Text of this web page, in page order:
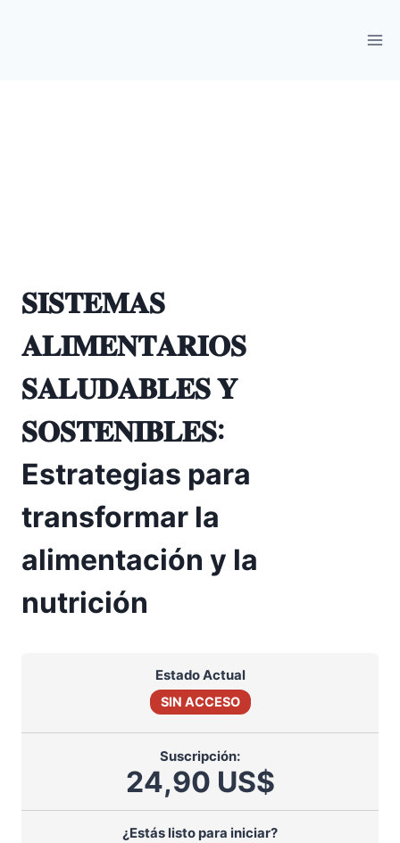
𝐒𝐈𝐒𝐓𝐄𝐌𝐀𝐒
𝐀𝐋𝐈𝐌𝐄𝐍𝐓𝐀𝐑𝐈𝐎𝐒
𝐒𝐀𝐋𝐔𝐃𝐀𝐁𝐋𝐄𝐒 𝐘
𝐒𝐎𝐒𝐓𝐄𝐍𝐈𝐁𝐋𝐄𝐒:
Estrategias para
transformar la
alimentación y la
nutrición
Estado Actual
SIN ACCESO
Suscripción:
24,90 US$
¿Estás listo para iniciar?